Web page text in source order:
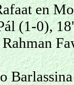
en
(1-0),